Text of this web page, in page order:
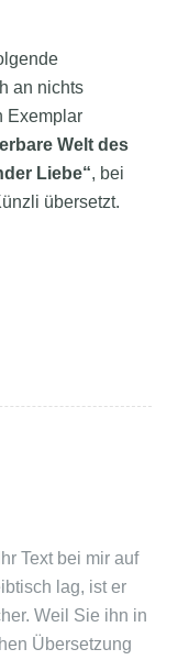
an nichts
Exemplar
Welt des
Liebe“, bei
übersetzt.
Text bei mir auf
lag, ist er
Weil Sie ihn in
Übersetzung